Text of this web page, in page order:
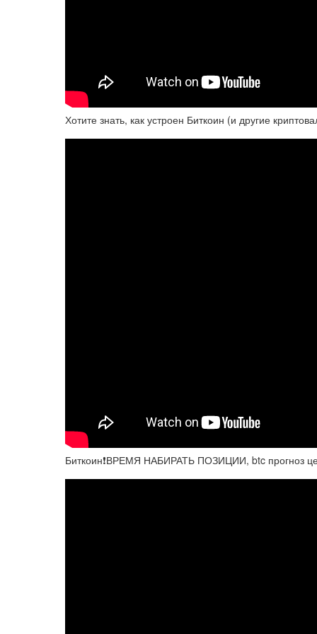
Хотите знать, как устроен Биткоин (и другие
Биткоин❗️ВРЕМЯ НАБИРАТЬ ПОЗИЦИИ, btc прогноз